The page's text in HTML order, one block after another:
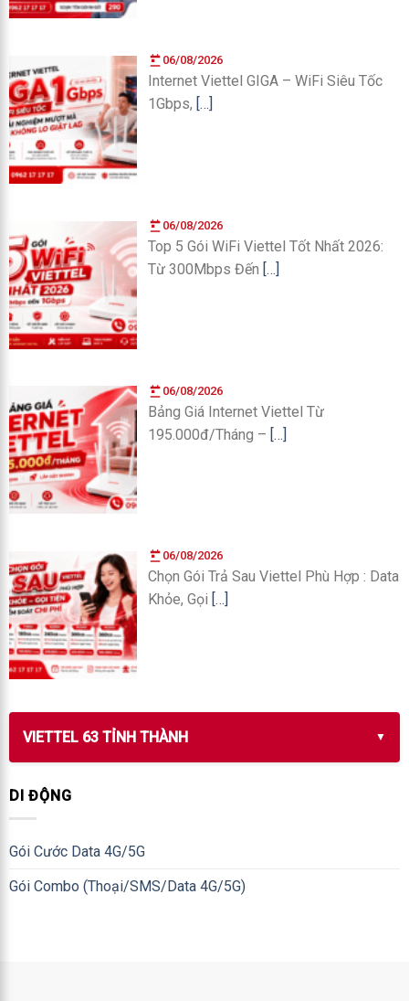
06/08/2026
Internet Viettel GIGA – WiFi Siêu Tốc
1Gbps, […]
06/08/2026
Top 5 Gói WiFi Viettel Tốt Nhất 2026:
Từ 300Mbps Đến […]
06/08/2026
Bảng Giá Internet Viettel Từ
195.000đ/Tháng – […]
06/08/2026
Chọn Gói Trả Sau Viettel Phù Hợp : Data
Khỏe, Gọi […]
VIETTEL 63 TỈNH THÀNH
DI ĐỘNG
Gói Cước Data 4G/5G
Gói Combo (Thoại/SMS/Data 4G/5G)